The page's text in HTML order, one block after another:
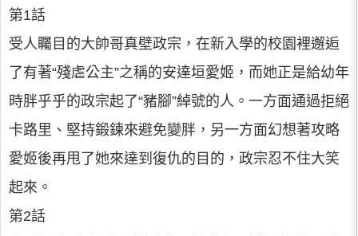
第1話
受人矚目的大帥哥真壁政宗，在新入學的校園裡邂逅
了有著“殘虐公主”之稱的安達垣愛姬，而她正是給幼年
時胖乎乎的政宗起了“豬腳”綽號的人。一方面通過拒絕
卡路里、堅持鍛鍊來避免變胖，另一方面幻想著攻略
愛姬後再甩了她來達到復仇的目的，政宗忍不住大笑
起來。
第2話